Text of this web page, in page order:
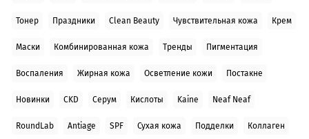
Тонер Праздники Clean Beauty Чувствительная кожа Крем
Маски Комбинированная кожа Тренды Пигментация
Воспаления Жирная кожа Осветление кожи Постакне
Новинки CKD Серум Кислоты Kaine Neaf Neaf
RoundLab Antiage SPF Сухая кожа Подделки Коллаген